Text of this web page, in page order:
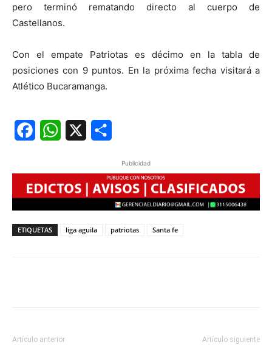
pero terminó rematando directo al cuerpo de
Castellanos.
Con el empate Patriotas es décimo en la tabla de
posiciones con 9 puntos. En la próxima fecha visitará a
Atlético Bucaramanga.
FacebookWhatsApp
Publicidad
ETIQUETAS liga aguila patriotas Santa fe
Artículo anterior Artículo siguiente